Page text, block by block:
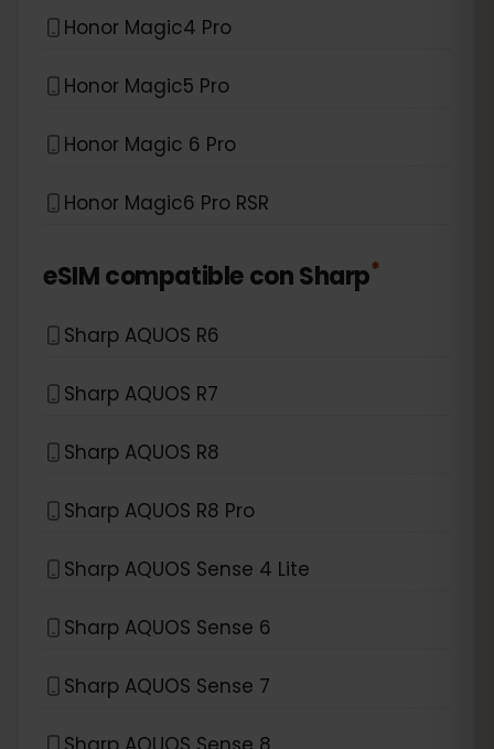
Honor Magic4 Pro
Honor Magic5 Pro
Honor Magic 6 Pro
Honor Magic6 Pro RSR
eSIM compatible conSharp*
Sharp AQUOS R6
Sharp AQUOS R7
Sharp AQUOS R8
Sharp AQUOS R8 Pro
Sharp AQUOS Sense 4 Lite
Sharp AQUOS Sense 6
Sharp AQUOS Sense 7